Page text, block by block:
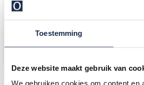
Toestemming
Deze website maakt gebruik van